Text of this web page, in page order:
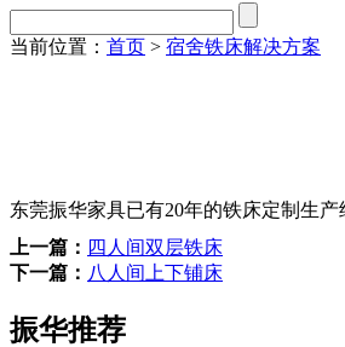
当前位置： 首页 > 宿舍铁床解决方案
东莞振华家具已有20年的铁床定制生
上一篇： 四人间双层铁床
下一篇： 八人间上下铺床
振华推荐